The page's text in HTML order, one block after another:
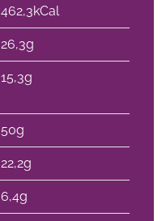
462,3kCal
26,3g
15,3g
50g
22,2g
6,4g